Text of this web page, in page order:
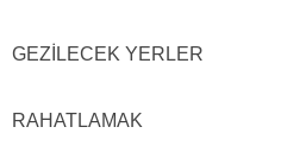
GEZİLECEK YERLER
RAHATLAMAK